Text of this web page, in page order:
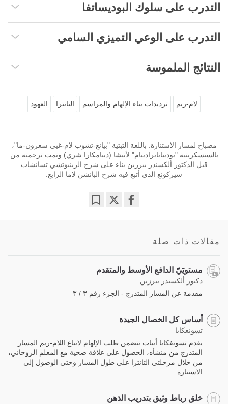
التدرب على سلوك البوديساتفا
التدرب على الوعي التميزي السامي
النتائج الملموسة
لام-ريم ترديدات بناء الإلهام والمراسم التانترا العهود
مصباح لمسار الاستنارة. باللغة التبتية "بيانغ-تشوب لام-غيي سغرون-ما"،
بالسنسكريتية "بوديباتابراديبام" لأتيشا (ديبامكارا شري) وتمت ترجمته من
قبل الدكتور ألكسندر بيرزين بناء على شرح الرينبوتشي تسانشاب
سيركونغ الذي أتبع فيه شرح البانشن لاما الرابع.
مقالات ذات صلة
مستويَيّ الدافع الأوسط والمتقدم
دكتور ألكسندر بيرزين
مقدمة عن المسار المتدرج - الجزء رقم ٣ / ٣
أساس كل الخصال الجيدة
تسونغكابا
يقدم تسونغكابا أبيات تتضمن طلب الإلهام لاتباع اللام-ريم المسار
المتدرج من منشأه، الحصول على علاقة صحية مع المعلم الروحاني،
من خلال مرحلتي التانترا على طول المسار وحتى الوصول إلى
الاستنارة.
خلق رباط وثيق بتدريب الذهن